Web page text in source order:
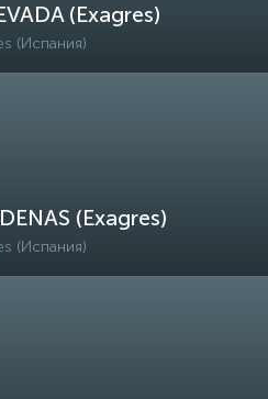
(Exagres)
(Испания)
(Exagres)
(Испания)